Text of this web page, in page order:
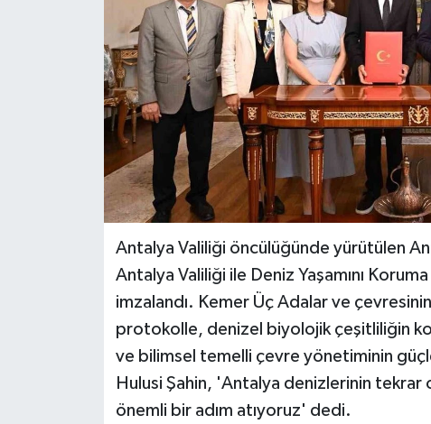
Antalya Valiliği öncülüğünde yürütülen
Antalya Valiliği ile Deniz Yaşamını
imzalandı. Kemer Üç Adalar ve
protokolle, denizel biyolojik çeşitliliğin
ve bilimsel temelli çevre yönetiminin
Hulusi Şahin, 'Antalya denizlerinin
önemli bir adım atıyoruz' dedi.